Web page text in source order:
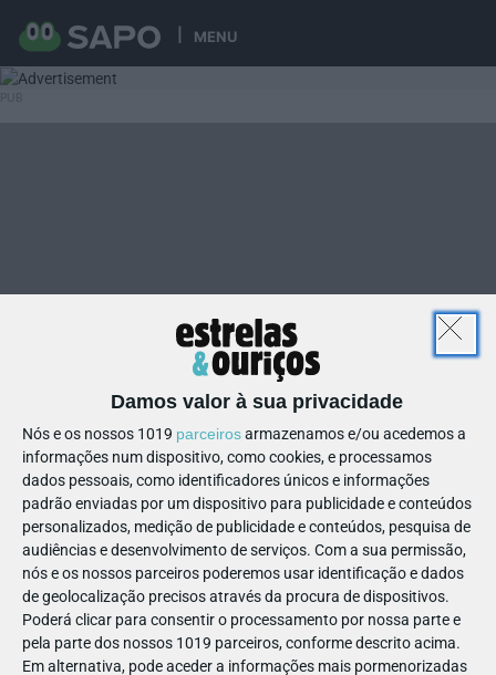
MENU
Damos valor à sua privacidade
Nós e os nossos 1019 parceirosarmazenamos e/ou acedemos a
informações num dispositivo, como cookies, e processamos
dados pessoais, como identificadores únicos e informações
padrão enviadas por um dispositivo para publicidade e conteúdos
personalizados, medição de publicidade e conteúdos, pesquisa de
audiências e desenvolvimento de serviços. Com a sua permissão,
nós e os nossos parceiros poderemos usar identificação e dados
de geolocalização precisos através da procura de dispositivos.
Poderá clicar para consentir o processamento por nossa parte e
pela parte dos nossos 1019 parceiros, conforme descrito acima.
Em alternativa, pode aceder a informações mais pormenorizadas
17